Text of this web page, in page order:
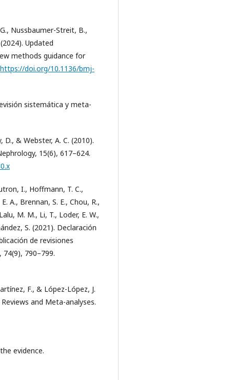
Nussbaumer-Streit, B.,
Updated
methods guidance for
https://doi.org/10.1136/bmj-
sistemática y meta-
D., & Webster, A. C. (2010).
15(6), 617–624.
I., Hoffmann, T. C.,
A., Brennan, S. E., Chou, R.,
M. M., Li, T., Loder, E. W.,
S. (2021). Declaración
de revisiones
790–799.
F., & López-López, J.
and Meta-analyses.
evidence.